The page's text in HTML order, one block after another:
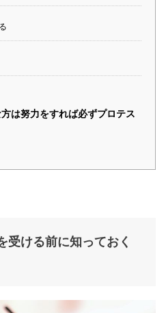
は努力をすれば必ずプロテス
受ける前に知っておく